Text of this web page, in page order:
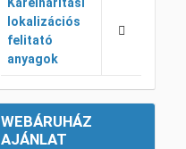
lokalizációs
felitató
anyagok
WEBÁRUHÁZ
AJÁNLAT